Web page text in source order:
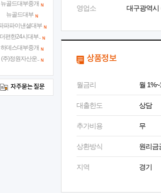
영업소
대구광역시
상품정보
월금리 월
대출한도 상담
추가비용 무
상환방식 원리금
지역 경기
뉴골드대부중개
뉴골드대부
파파이낸셜대부
편한24시대부..
하데스대부중개
(주)정원자산운..
자주묻는 질문